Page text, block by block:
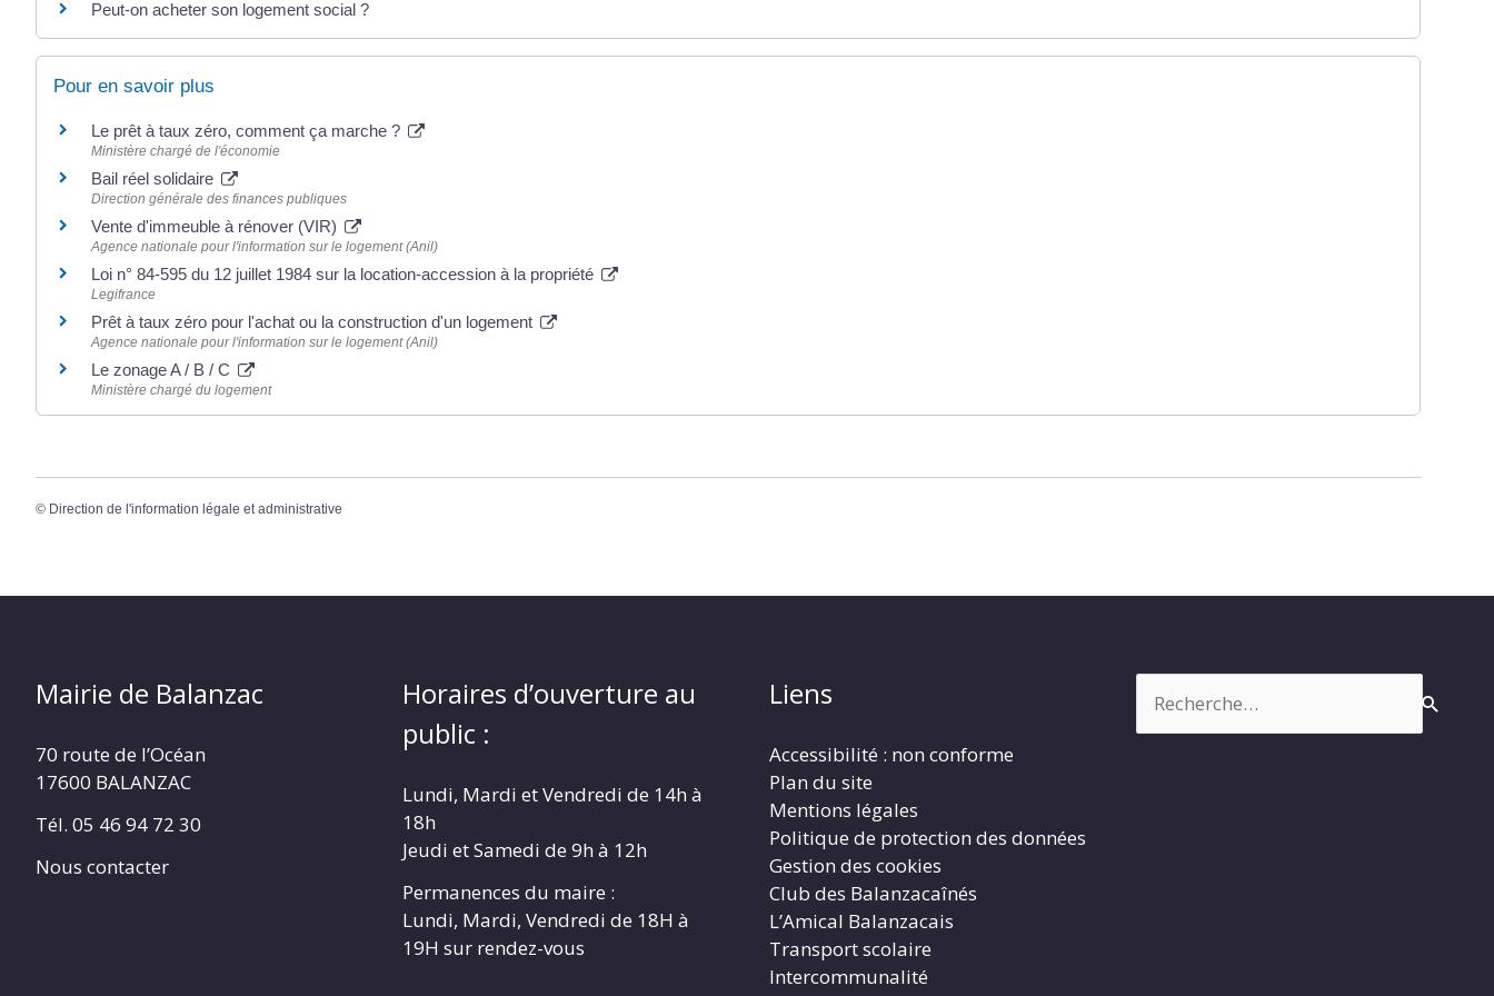
Peut-on acheter son logement social ?
Pour en savoir plus
Le prêt à taux zéro, comment ça marche ?
Ministère chargé de l'économie
Bail réel solidaire
Direction générale des finances publiques
Vente d'immeuble à rénover (VIR)
Agence nationale pour l'information sur le logement (Anil)
Loi n° 84-595 du 12 juillet 1984 sur la location-accession à la propriété
Legifrance
Prêt à taux zéro pour l'achat ou la construction d'un logement
Agence nationale pour l'information sur le logement (Anil)
Le zonage A / B / C
Ministère chargé du logement
© Direction de l'information légale et administrative
Mairie de Balanzac
70 route de l’Océan
17600 BALANZAC
Tél. 05 46 94 72 30
Nous contacter
Horaires d’ouverture au
public :
Lundi, Mardi et Vendredi de 14h à
18h
Jeudi et Samedi de 9h à 12h
Permanences du maire :
Lundi, Mardi, Vendredi de 18H à
19H sur rendez-vous
Liens
Accessibilité : non conforme
Plan du site
Mentions légales
Politique de protection des données
Gestion des cookies
Club des Balanzacaînés
L’Amical Balanzacais
Transport scolaire
Intercommunalité